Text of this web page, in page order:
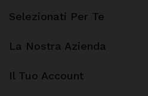
Selezionati Per Te
La Nostra Azienda
Il Tuo Account